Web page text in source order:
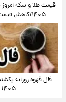
۱۴۰۵/کاهش قیمت طلا و سکه
۱۴۰۵